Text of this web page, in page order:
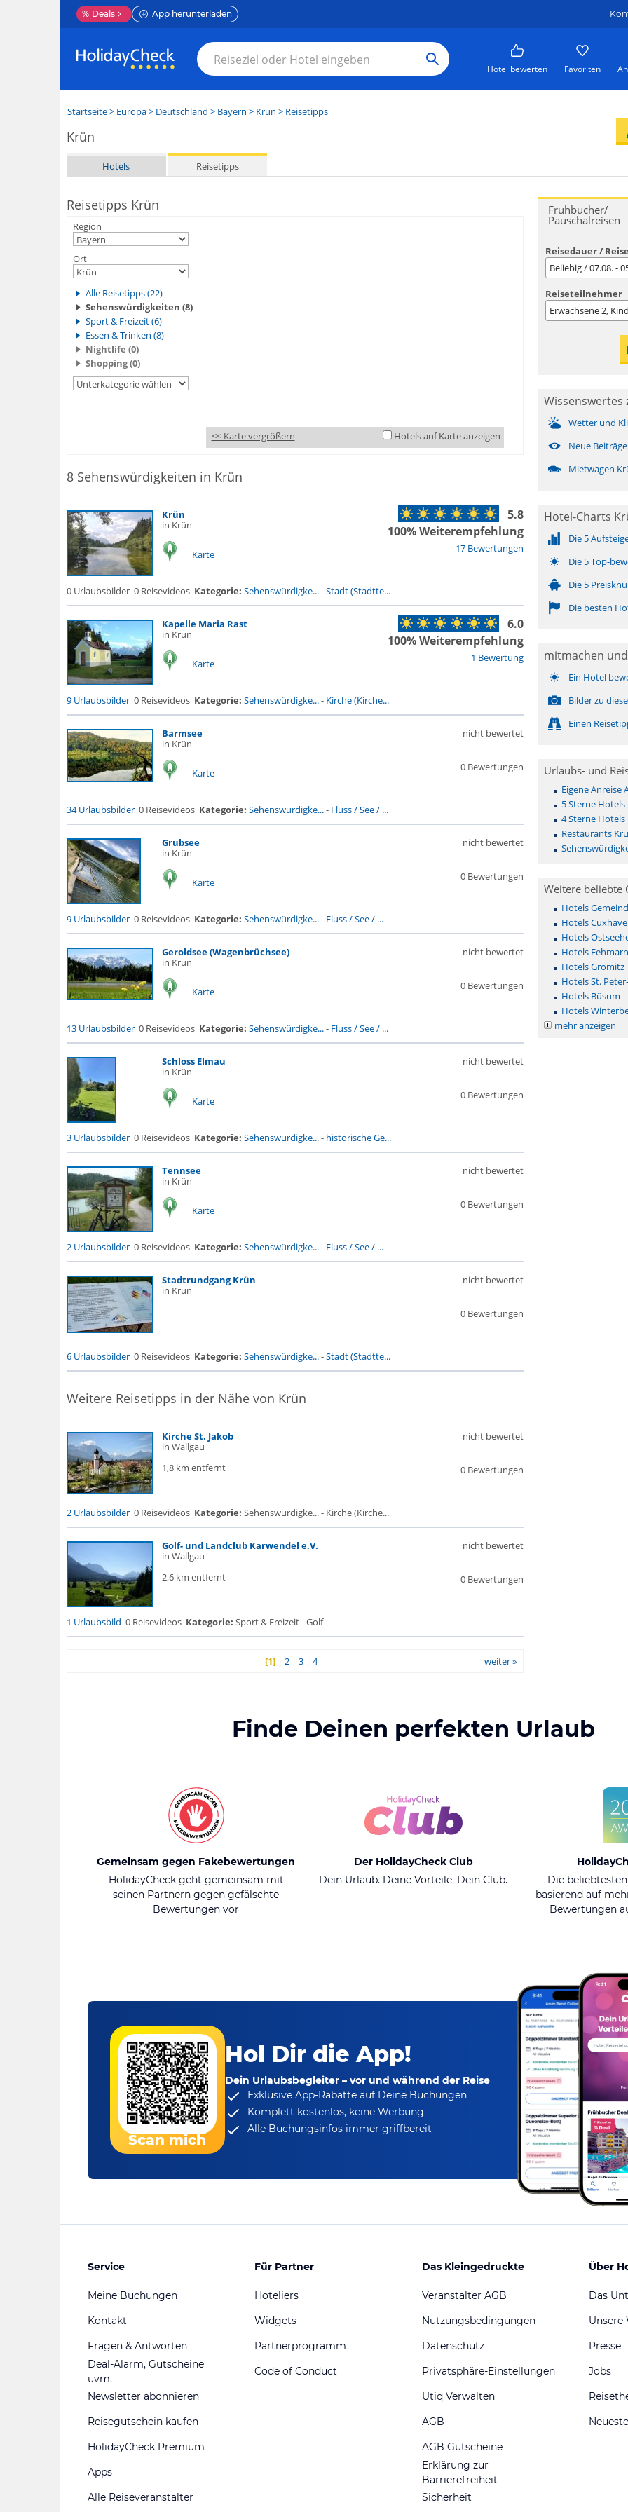
% Deals App herunterladen
Hotel bewerten Favoriten
Startseite> Europa> Deutschland > Bayern > Krün > Reisetipps
Krün
Hotels Reisetipps
Reisetipps Krün
Region
Ort
Alle Reisetipps (22)
Sehenswürdigkeiten (8)
Sport & Freizeit (6)
Essen & Trinken (8)
Nightlife (0)
Shopping (0)
<< Karte vergrößern Hotels auf Karte anzeigen
8 Sehenswürdigkeiten in Krün
Krün
in Krün
Karte 17 Bewertungen
5.8
100% Weiterempfehlung
0 Urlaubsbilder 0 Reisevideos Kategorie: Sehenswürdigke...-Stadt (Stadtte...
Kapelle Maria Rast
in Krün
Karte 1 Bewertung
6.0
100% Weiterempfehlung
9 Urlaubsbilder 0 Reisevideos Kategorie: Sehenswürdigke...- Kirche (Kirche...
Barmsee
in Krün
Karte 0 Bewertungen
nicht bewertet
34 Urlaubsbilder 0 Reisevideos Kategorie: Sehenswürdigke...- Fluss / See / ...
Grubsee
in Krün
Karte 0 Bewertungen
nicht bewertet
9 Urlaubsbilder 0 Reisevideos Kategorie: Sehenswürdigke...- Fluss / See / ...
Geroldsee (Wagenbrüchsee)
in Krün
Karte 0 Bewertungen
nicht bewertet
13 Urlaubsbilder 0 Reisevideos Kategorie: Sehenswürdigke...- Fluss / See / ...
Schloss Elmau
in Krün
Karte 0 Bewertungen
nicht bewertet
3 Urlaubsbilder 0 Reisevideos Kategorie: Sehenswürdigke...- historische Ge...
Tennsee
in Krün
Karte 0 Bewertungen
nicht bewertet
2 Urlaubsbilder 0 Reisevideos Kategorie: Sehenswürdigke...- Fluss / See / ...
Stadtrundgang Krün
in Krün
0 Bewertungen
nicht bewertet
6 Urlaubsbilder 0 Reisevideos Kategorie: Sehenswürdigke...-Stadt (Stadtte...
Weitere Reisetipps in der Nähe von Krün
Kirche St. Jakob
in Wallgau
1,8 km entfernt
0 Bewertungen
nicht bewertet
2 Urlaubsbilder 0 Reisevideos Kategorie: Sehenswürdigke... - Kirche (Kirche...
Golf- und Landclub Karwendel e.V.
in Wallgau
2,6 km entfernt
0 Bewertungen
nicht bewertet
1 Urlaubsbild 0 Reisevideos Kategorie: Sport & Freizeit - Golf
[1]| 2| 3| 4 weiter »
Frühbucher/
Pauschalreisen
Reisedauer /
Beliebig / 07.08. -
Reiseteilnehmer
Erwachsene2,
Wissenswertes
Wetter und
Neue
Mietwagen
Hotel-Charts
Die 5
Die 5 Top-
Die 5
Die besten
mitmachen
Ein Hotel
Bilder zu
Einen
Urlaubs- und
Eigene Anreise
5 Sterne Hotels
4 Sterne Hotels
Restaurants
Weitere beliebte
Hotels
Hotels
Hotels
Hotels Fehmarn
Hotels Grömitz
Hotels St.
Hotels Büsum
Hotels
mehr anzeigen
Finde Deinen perfekten Urlaub
Gemeinsam gegen Fakebewertungen
HolidayCheck geht gemeinsam mit
seinen Partnern gegen gefälschte
Bewertungen vor
Der HolidayCheck Club
Dein Urlaub. Deine Vorteile. Dein Club.
Die
basierend auf
Bewertungen
Scan mich
Hol Dir die App!
Dein Urlaubsbegleiter – vor und während der Reise
Exklusive App-Rabatteauf Deine Buchungen
Komplett kostenlos, keine Werbung
Alle Buchungsinfos immer griffbereit
Service
Meine Buchungen
Kontakt
Fragen & Antworten
Deal-Alarm, Gutscheine
uvm.
Newsletter abonnieren
Reisegutschein kaufen
HolidayCheck Premium
Apps
Alle Reiseveranstalter
Für Partner
Hoteliers
Widgets
Partnerprogramm
Code of Conduct
Das Kleingedruckte
Veranstalter AGB
Nutzungsbedingungen
Datenschutz
Privatsphäre-Einstellungen
Utiq Verwalten
AGB
AGB Gutscheine
Erklärung zur
Barrierefreiheit
Sicherheit
Über
Das
Unsere
Presse
Jobs